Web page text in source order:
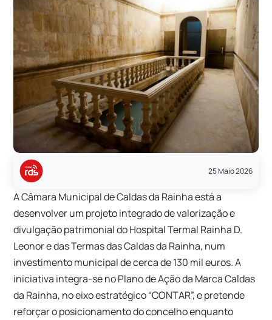
25 Maio 2026
A Câmara Municipal de Caldas da Rainha está a
desenvolver um projeto integrado de valorização e
divulgação patrimonial do Hospital Termal Rainha D.
Leonor e das Termas das Caldas da Rainha, num
investimento municipal de cerca de 130 mil euros. A
iniciativa integra-se no Plano de Ação da Marca Caldas
da Rainha, no eixo estratégico “CONTAR”, e pretende
reforçar o posicionamento do concelho enquanto